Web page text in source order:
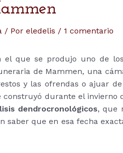
/ Por eledelis / 1 comentario
el que se produjo uno de
de Mammen, una
y las ofrendas o ajuar
durante el invierno
dendrocronológicos, que
saber que en esa fecha